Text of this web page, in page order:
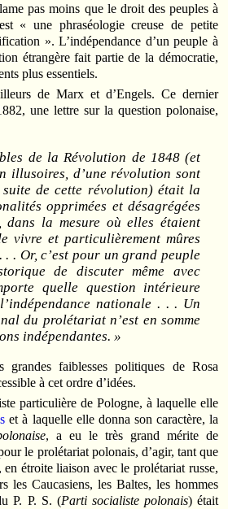
pas moins que le droit des peuples à
« une phraséologie creuse de petite
». L’indépendance d’un peuple à
étrangère fait partie de la démocratie,
plus essentiels.
de Marx et d’Engels. Ce dernier
une lettre sur la question polonaise,
de la Révolution de 1848 (et
illusoires, d’une révolution sont
de cette révolution) était la
opprimées et désagrégées
dans la mesure où elles étaient
vivre et particulièrement mûres
. . Or, c’est pour un grand peuple
de discuter même avec
quelle question intérieure
nationale . . . Un
du prolétariat n’est en somme
indépendantes. »
grandes faiblesses politiques de Rosa
à cet ordre d’idées.
particulière de Pologne, à laquelle elle
et à laquelle elle donna son caractère, la
, a eu le très grand mérite de
le prolétariat polonais, d’agir, tant que
en étroite liaison avec le prolétariat russe,
les Caucasiens, les Baltes, les hommes
P. P. S. (Parti socialiste polonais) était